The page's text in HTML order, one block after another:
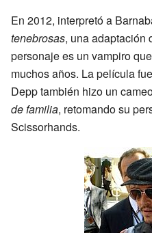
En 2012, interpretó a
tenebrosas, una adaptación
personaje es un vampiro
muchos años. La película
Depp también hizo un
de familia, retomando su
Scissorhands.